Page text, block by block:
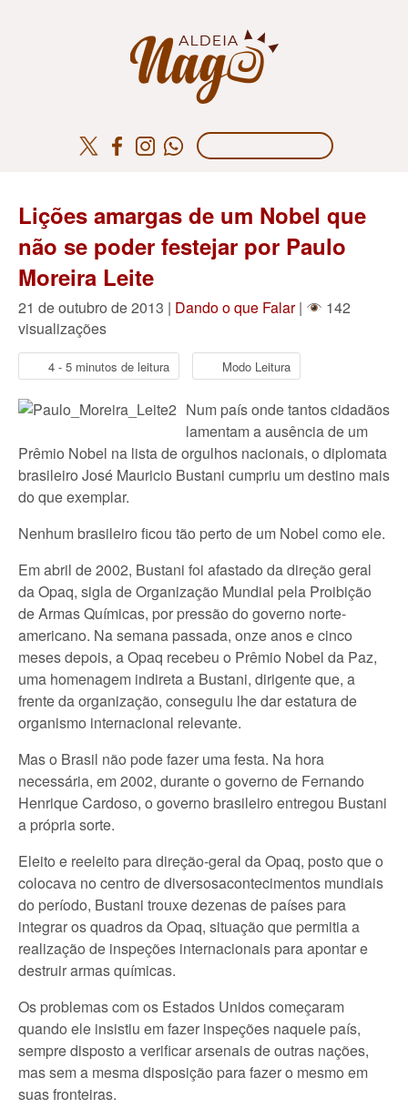
Lições amargas de um Nobel que
não se poder festejar por Paulo
Moreira Leite
21 de outubro de 2013 | Dando o que Falar|
142
visualizações
4 - 5 minutos de leitura Modo Leitura
Num país onde tantos cidadãos
lamentam a ausência de um
Prêmio Nobel na lista de orgulhos nacionais, o diplomata
brasileiro José Mauricio Bustani cumpriu um destino mais
do que exemplar.
Nenhum brasileiro ficou tão perto de um Nobel como ele.
Em abril de 2002, Bustani foi afastado da direção geral
da Opaq, sigla de Organização Mundial pela Proibição
de Armas Químicas, por pressão do governo norte-
americano. Na semana passada, onze anos e cinco
meses depois, a Opaq recebeu o Prêmio Nobel da Paz,
uma homenagem indireta a Bustani, dirigente que, a
frente da organização, conseguiu lhe dar estatura de
organismo internacional relevante.
Mas o Brasil não pode fazer uma festa. Na hora
necessária, em 2002, durante o governo de Fernando
Henrique Cardoso, o governo brasileiro entregou Bustani
a própria sorte.
Eleito e reeleito para direção-geral da Opaq, posto que o
colocava no centro de diversosacontecimentos mundiais
do período, Bustani trouxe dezenas de países para
integrar os quadros da Opaq, situação que permitia a
realização de inspeções internacionais para apontar e
destruir armas químicas.
Os problemas com os Estados Unidos começaram
quando ele insistiu em fazer inspeções naquele país,
sempre disposto a verificar arsenais de outras nações,
mas sem a mesma disposição para fazer o mesmo em
suas fronteiras.